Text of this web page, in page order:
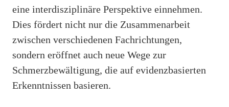
eine interdisziplinäre Perspektive einnehmen.
Dies fördert nicht nur die Zusammenarbeit
zwischen verschiedenen Fachrichtungen,
sondern eröffnet auch neue Wege zur
Schmerzbewältigung, die auf evidenzbasierten
Erkenntnissen basieren.